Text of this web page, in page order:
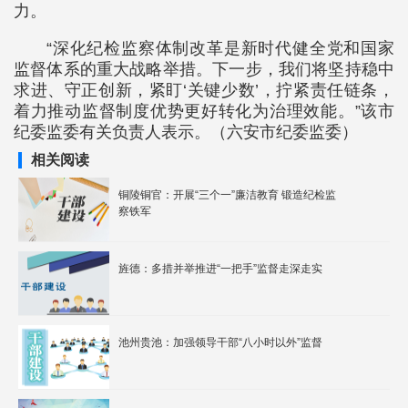
力。
“深化纪检监察体制改革是新时代健全党和国家
监督体系的重大战略举措。下一步，我们将坚持稳中
求进、守正创新，紧盯‘关键少数’，拧紧责任链条，
着力推动监督制度优势更好转化为治理效能。”该市
纪委监委有关负责人表示。（六安市纪委监委）
相关阅读
铜陵铜官：开展“三个一”廉洁教育 锻造纪检监
察铁军
旌德：多措并举推进“一把手”监督走深走实
池州贵池：加强领导干部“八小时以外”监督